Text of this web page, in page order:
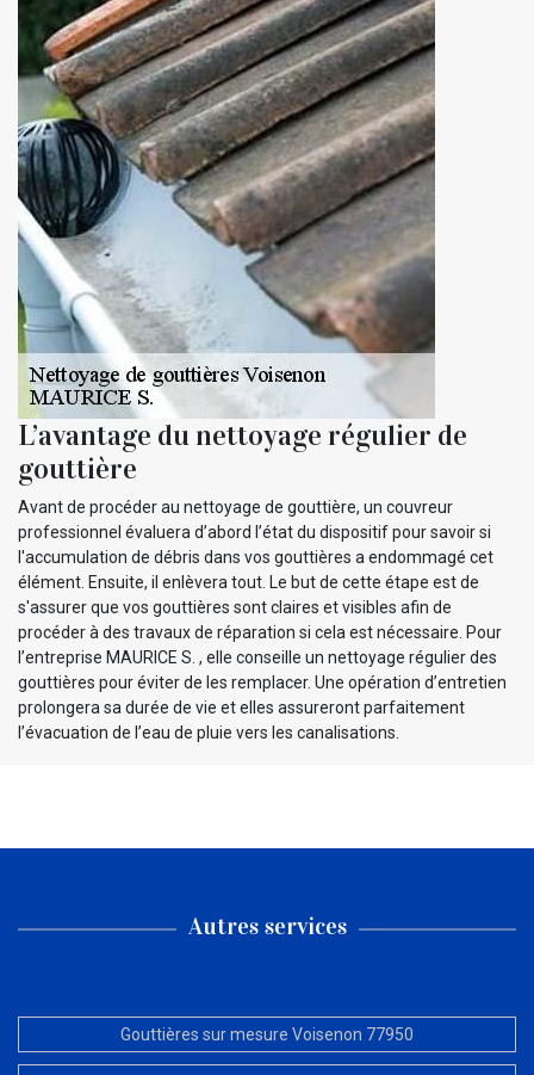
L’avantage du nettoyage régulier de
gouttière
Avant de procéder au nettoyage de gouttière, un couvreur
professionnel évaluera d’abord l’état du dispositif pour savoir si
l'accumulation de débris dans vos gouttières a endommagé cet
élément. Ensuite, il enlèvera tout. Le but de cette étape est de
s'assurer que vos gouttières sont claires et visibles afin de
procéder à des travaux de réparation si cela est nécessaire. Pour
l’entreprise MAURICE S. , elle conseille un nettoyage régulier des
gouttières pour éviter de les remplacer. Une opération d’entretien
prolongera sa durée de vie et elles assureront parfaitement
l’évacuation de l’eau de pluie vers les canalisations.
Autres services
Gouttières sur mesure Voisenon 77950